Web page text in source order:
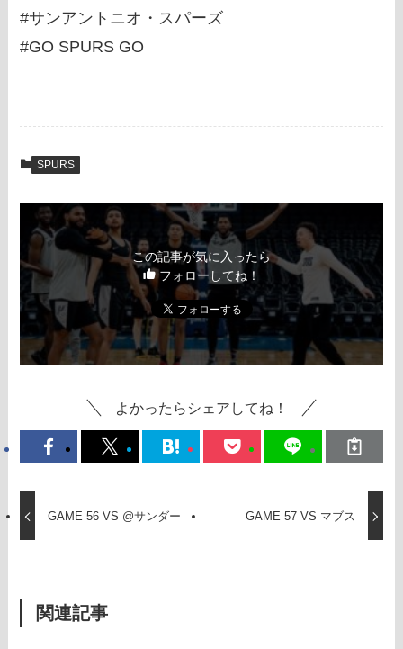
#サンアントニオ・スパーズ
#GO SPURS GO
SPURS
この記事が気に入ったら
フォローしてね！
よかったらシェアしてね！
GAME 56 VS @サンダー GAME 57 VS マブス
関連記事